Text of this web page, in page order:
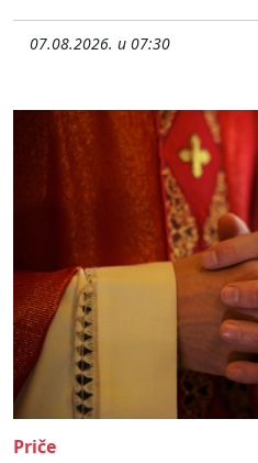
07.08.2026. u 07:30
Priče